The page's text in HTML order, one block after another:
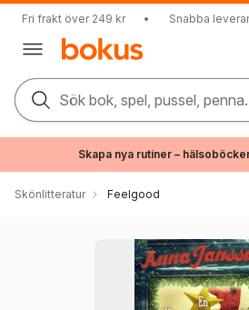
Fri frakt över 249 kr • Snabba
Sök bok, spel, pussel,
Skapa nya rutiner –
Skönlitteratur Feelgood